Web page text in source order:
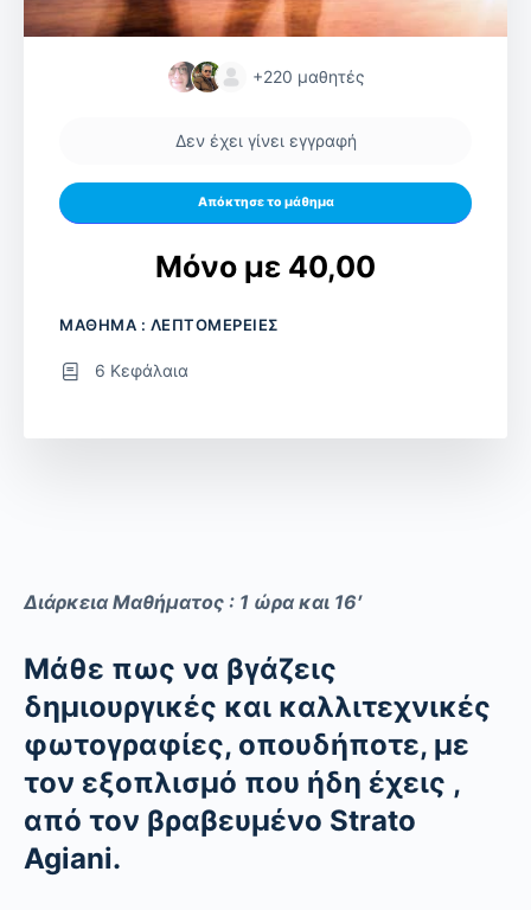
Διάρκεια Μαθήματος : 1 ώρα και 16′
Mάθε πως να βγάζεις
δημιουργικές και καλλιτεχνικές
φωτογραφίες, οπουδήποτε, με
τον εξοπλισμό που ήδη έχεις ,
από τον βραβευμένο Strato
Agiani.
+220 μαθητές
Δεν έχει γίνει εγγραφή
Απόκτησε το μάθημα
Μόνο με 40,00
ΜΑΘΗΜΑ : ΛΕΠΤΟΜΕΡΕΙΕΣ
6 Κεφάλαια